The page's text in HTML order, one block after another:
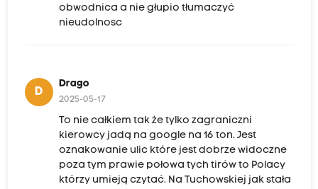
obwodnica a nie głupio tłumaczyć
nieudolnosc
D
Drago
2025-05-17
To nie całkiem tak że tylko zagraniczni
kierowcy jadą na google na 16 ton. Jest
oznakowanie ulic które jest dobrze widoczne
poza tym prawie połowa tych tirów to Polacy
którzy umieją czytać. Na Tuchowskiej jak stała